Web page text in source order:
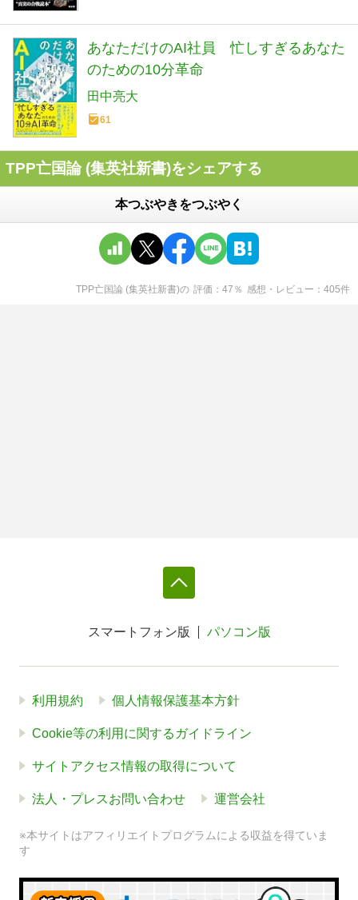
あなただけのAI社員 忙しすぎるあなた
のための10分革命
田中亮大
61
TPP亡国論 (集英社新書)をシェアする
本つぶやきをつぶやく
TPP亡国論 (集英社新書)の 評価 47 ％ 感想・レビュー 405件
スマートフォン版 パソコン版
利用規約 個人情報保護基本方針
Cookie等の利用に関するガイドライン
サイトアクセス情報の取得について
法人・プレスお問い合わせ 運営会社
※本サイトはアフィリエイトプログラムによる収益を得ていま
す